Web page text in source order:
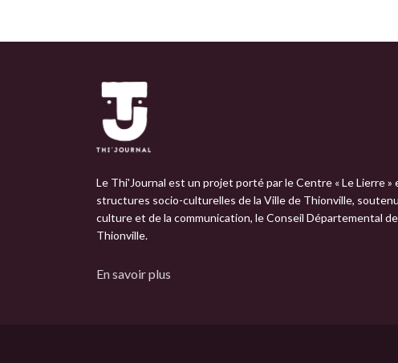
Le Thi'Journal est un projet porté par le Centre « Le Lierre »
structures socio-culturelles de la Ville de Thionville,
culture et de la communication, le Conseil Départemental
Thionville.
En savoir plus